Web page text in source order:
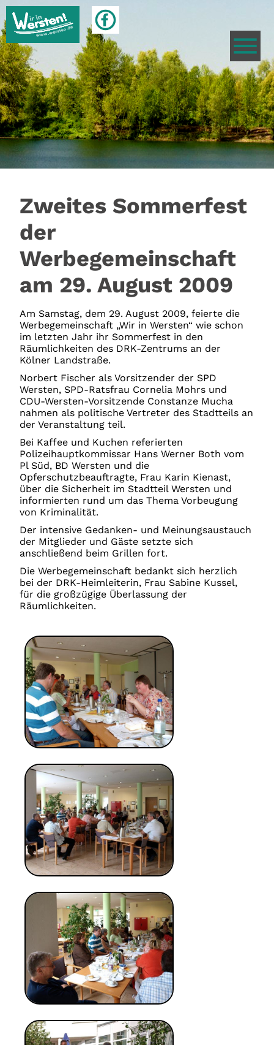
Zweites Sommerfest
der
Werbegemeinschaft
am 29. August 2009
Am Samstag, dem 29. August 2009, feierte die
Werbegemeinschaft „Wir in Wersten“ wie schon
im letzten Jahr ihr Sommerfest in den
Räumlichkeiten des DRK-Zentrums an der
Kölner Landstraße.
Norbert Fischer als Vorsitzender der SPD
Wersten, SPD-Ratsfrau Cornelia Mohrs und
CDU-Wersten-Vorsitzende Constanze Mucha
nahmen als politische Vertreter des Stadtteils an
der Veranstaltung teil.
Bei Kaffee und Kuchen referierten
Polizeihauptkommissar Hans Werner Both vom
Pl Süd, BD Wersten und die
Opferschutzbeauftragte, Frau Karin Kienast,
über die Sicherheit im Stadtteil Wersten und
informierten rund um das Thema Vorbeugung
von Kriminalität.
Der intensive Gedanken- und Meinungsaustauch
der Mitglieder und Gäste setzte sich
anschließend beim Grillen fort.
Die Werbegemeinschaft bedankt sich herzlich
bei der DRK-Heimleiterin, Frau Sabine Kussel,
für die großzügige Überlassung der
Räumlichkeiten.